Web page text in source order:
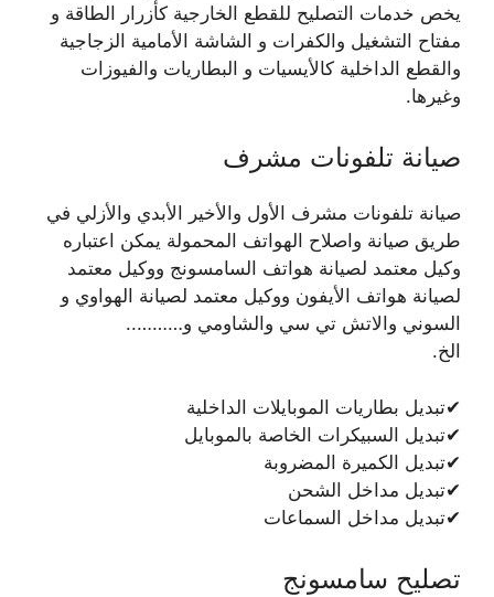
يخص خدمات التصليح للقطع الخارجية كأزرار الطاقة و
مفتاح التشغيل والكفرات و الشاشة الأمامية الزجاجية
والقطع الداخلية كالأيسيات و البطاريات والفيوزات
وغيرها.
صيانة تلفونات مشرف
صيانة تلفونات مشرف الأول والأخير الأبدي والأزلي في
طريق صيانة واصلاح الهواتف المحمولة يمكن اعتباره
وكيل معتمد لصيانة هواتف السامسونج ووكيل معتمد
لصيانة هواتف الأيفون ووكيل معتمد لصيانة الهواوي و
السوني والاتش تي سي والشاومي و………..
الخ.
✔تبديل بطاريات الموبايلات الداخلية
✔تبديل السبيكرات الخاصة بالموبايل
✔تبديل الكميرة المضروبة
✔تبديل مداخل الشحن
✔تبديل مداخل السماعات
تصليح سامسونج